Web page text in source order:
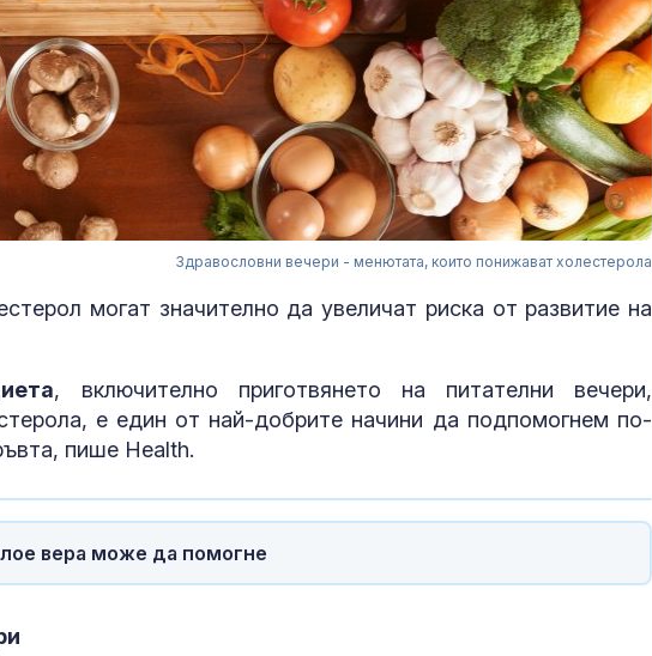
Здравословни вечери - менютата, които понижават холестерола
могат значително да увеличат риска от развитие на
, включително приготвянето на питателни вечери,
е един от най-добрите начини да подпомогнем по-
пише Health.
вера може да помогне